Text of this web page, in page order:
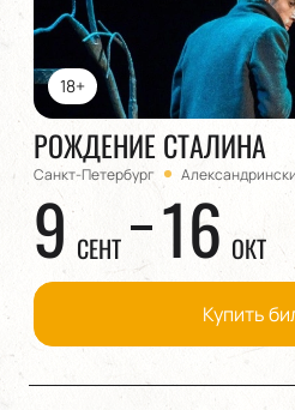
18+
РОЖДЕНИЕ СТАЛИНА
Санкт-Петербург
9 СЕНТ 16 ОКТ
Купить